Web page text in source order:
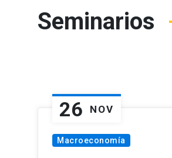
Seminarios
26 NOV
Macroeconomía